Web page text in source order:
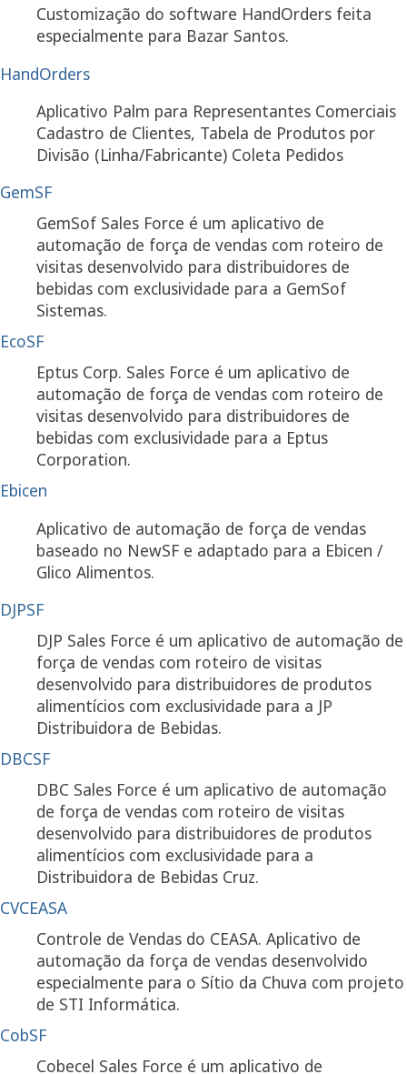
Customização do software HandOrders feita
especialmente para Bazar Santos.
HandOrders
Aplicativo Palm para Representantes Comerciais
Cadastro de Clientes, Tabela de Produtos por
Divisão (Linha/Fabricante) Coleta Pedidos
GemSF
GemSof Sales Force é um aplicativo de
automação de força de vendas com roteiro de
visitas desenvolvido para distribuidores de
bebidas com exclusividade para a GemSof
Sistemas.
EcoSF
Eptus Corp. Sales Force é um aplicativo de
automação de força de vendas com roteiro de
visitas desenvolvido para distribuidores de
bebidas com exclusividade para a Eptus
Corporation.
Ebicen
Aplicativo de automação de força de vendas
baseado no NewSF e adaptado para a Ebicen /
Glico Alimentos.
DJPSF
DJP Sales Force é um aplicativo de automação de
força de vendas com roteiro de visitas
desenvolvido para distribuidores de produtos
alimentícios com exclusividade para a JP
Distribuidora de Bebidas.
DBCSF
DBC Sales Force é um aplicativo de automação
de força de vendas com roteiro de visitas
desenvolvido para distribuidores de produtos
alimentícios com exclusividade para a
Distribuidora de Bebidas Cruz.
CVCEASA
Controle de Vendas do CEASA. Aplicativo de
automação da força de vendas desenvolvido
especialmente para o Sítio da Chuva com projeto
de STI Informática.
CobSF
Cobecel Sales Force é um aplicativo de